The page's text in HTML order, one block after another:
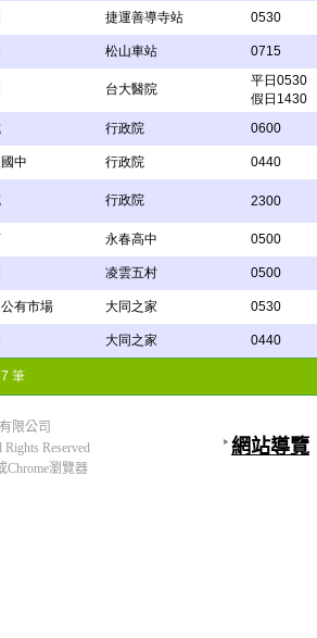
捷運善導寺站 0530
松山車站 0715
台大醫院
平日0530
假日1430
行政院 0600
中 行政院 0440
行政院 2300
永春高中 0500
凌雲五村 0500
有市場 大同之家 0530
大同之家 0440
筆
限公司
Reserved
Chrome瀏覽器
網站導覽